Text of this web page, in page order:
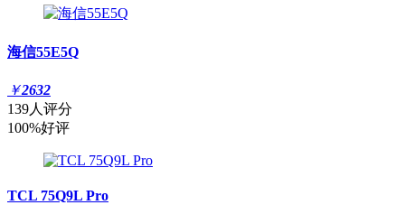
海信55E5Q
￥2632
139人评分
100%好评
TCL 75Q9L Pro